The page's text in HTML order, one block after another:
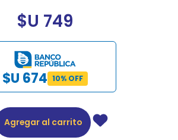
$U 749
$U 674 10% OFF
Agregar al carrito